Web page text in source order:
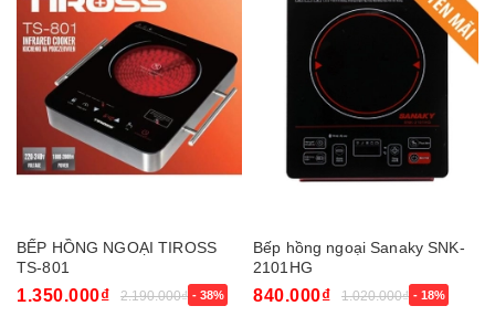
BẾP HỒNG NGOẠI TIROSS
TS-801
1.350.000₫ 2.190.000₫ - 38%
Bếp hồng ngoại Sanaky SNK-
2101HG
840.000₫ 1.020.000₫ - 18%